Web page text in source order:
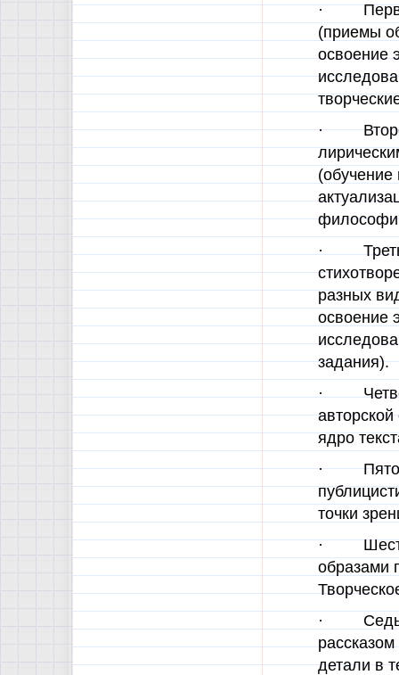
·
(приемы
освоение
·
(обучение
·
разных
освоение
задания).
·
ядро
· Пятое
точки
·
образами
·
детали в